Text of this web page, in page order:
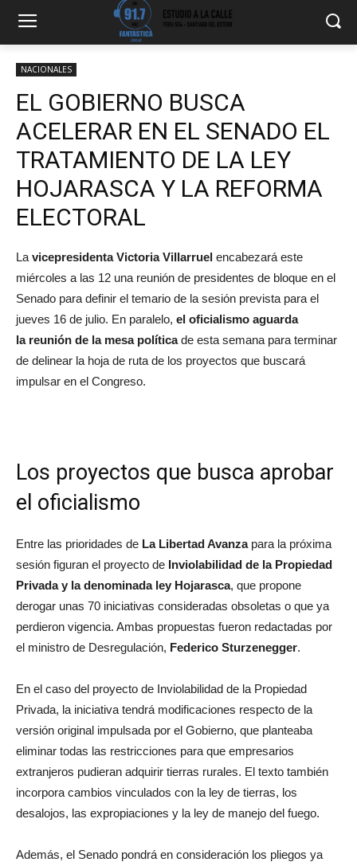
NACIONALES
EL GOBIERNO BUSCA
ACELERAR EN EL SENADO EL
TRATAMIENTO DE LA LEY
HOJARASCA Y LA REFORMA
ELECTORAL
La vicepresidenta Victoria Villarruel encabezará este
miércoles a las 12 una reunión de presidentes de bloque en el
Senado para definir el temario de la sesión prevista para el
jueves 16 de julio. En paralelo, el oficialismo aguarda
lareunión de la mesa política de esta semana para terminar
de delinear la hoja de ruta de los proyectos que buscará
impulsar en el Congreso.
Los proyectos que busca aprobar
el oficialismo
Entre las prioridades de La Libertad Avanza para la próxima
sesión figuran el proyecto de Inviolabilidad de la Propiedad
Privada y la denominada ley Hojarasca, que propone
derogar unas 70 iniciativas consideradas obsoletas o que ya
perdieron vigencia. Ambas propuestas fueron redactadas por
el ministro de Desregulación, Federico Sturzenegger.
En el caso del proyecto de Inviolabilidad de la Propiedad
Privada, la iniciativa tendrá modificaciones respecto de la
versión original impulsada por el Gobierno, que planteaba
eliminar todas las restricciones para que empresarios
extranjeros pudieran adquirir tierras rurales. El texto también
incorpora cambios vinculados con la ley de tierras, los
desalojos, las expropiaciones y la ley de manejo del fuego.
Además, el Senado pondrá en consideración los pliegos ya